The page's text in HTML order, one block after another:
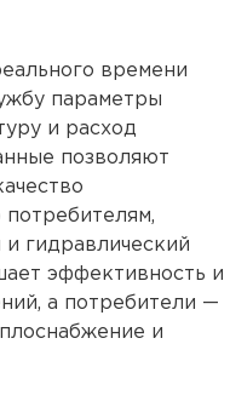
времени
параметры
и расход
позволяют
потребителям,
гидравлический
эффективность и
а потребители —
и